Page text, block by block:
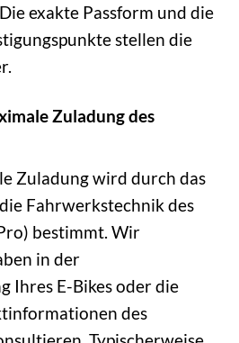
exakte Passform und die
stellen die
Zuladung des
Zuladung wird durch das
Fahrwerkstechnik des
bestimmt. Wir
in der
Ihres E-Bikes oder die
des